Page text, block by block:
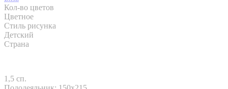
Кол-во цветов
Цветное
Стиль рисунка
Детский
Страна
1,5 сп.